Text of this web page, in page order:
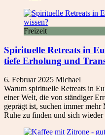
Freizeit
Spirituelle Retreats in
tiefe Erholung und
6. Februar 2025 Michael
Warum spirituelle Retreats in
einer Welt, die von ständiger
geprägt ist, suchen immer mehr
Ruhe zu finden und sich